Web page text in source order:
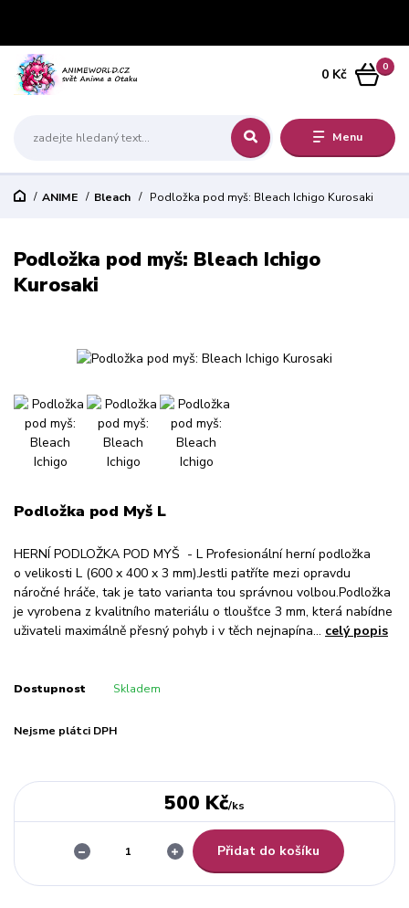
Menu
0
0 Kč
ANIME Bleach Podložka pod myš: Bleach Ichigo Kurosaki
Podložka pod myš: Bleach Ichigo
Kurosaki
Podložka pod Myš L
HERNÍ PODLOŽKA POD MYŠ - L Profesionální herní podložka
o velikosti L (600 x 400 x 3 mm).Jestli patříte mezi opravdu
náročné hráče, tak je tato varianta tou správnou volbou.Podložka
je vyrobena z kvalitního materiálu o tloušťce 3 mm, která nabídne
uživateli maximálně přesný pohyb i v těch nejnapína... celý popis
Dostupnost Skladem
Nejsme plátci DPH
500 Kč/ks
Přidat do košíku